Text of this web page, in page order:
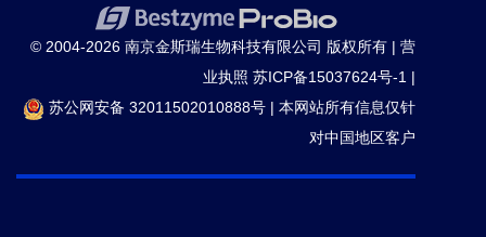
© 2004-2026 南京金斯瑞生物科技有限公司 版权所有 | 营
业执照 苏ICP备15037624号-1 |
苏公网安备 32011502010888号 | 本网站所有信息仅针
对中国地区客户